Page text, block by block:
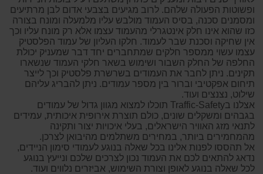
ופשוטות הפעולה שלהם. לרוב מגיעים בצבעי אדום לבן מרתיעים
ומסמנים סכנה, בסיס העמוד מולבש עליו מלמעלה ומונח בצורה
כזו שהוא אינו חלק אינטגרלי מהעמוד עצמו אלא רק מונח עליו וכך
אין שחיקה וסכנת שבר לעמוד. חלקו העליון של עמוד הפלסטיק
עצמו עשוי ממספר חלקים שמתחברים יחד דבר שמעניק יכולת
החלפה של החלק השבור ושימוש בשאר חלקי העמוד שנשארו
תקינים. ניתן לחבר את העמודים בשרשרת פלסטיק וכך לייצר
תיחום אפקטיבי וברור בין מספר עמודים. ניתן להבריג עליהם
שילוט, נצנצים ועוד.
אצלנו בTraffic-Safety תוכלו למצוא מגוון גדול של עמודים
בגבהים ומשקלים שונים, כולם תוצרת אירופית איכותית, עמידים
לתנאי מזג האוויר הישראלים, בעלי איכויות יצור ותקינה
מהמחמירים ביותר, במחירים משתלמים מהיבואן לצרכן.
אל תהססו לפנות אלינו בכל שאלה בנוגע לעמודי סימון הניידים,
נדאג להתאים לכם את העמוד נכון לצרכים שלכם ונייעץ בנוגע
לכל שאלה בנוגע לאופן וצורת השימוש, אביזרים נלווים ועוד.